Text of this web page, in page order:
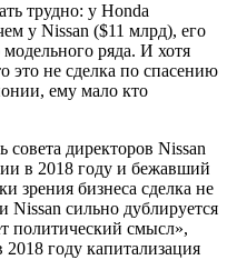
трудно: у Honda
у Nissan ($11 млрд), его
ряда. И хотя
это не сделка по спасению
ему мало кто
директоров Nissan
в 2018 году и бежавший
зрения бизнеса сделка не
Nissan сильно дублируется
политический смысл»,
году капитализация